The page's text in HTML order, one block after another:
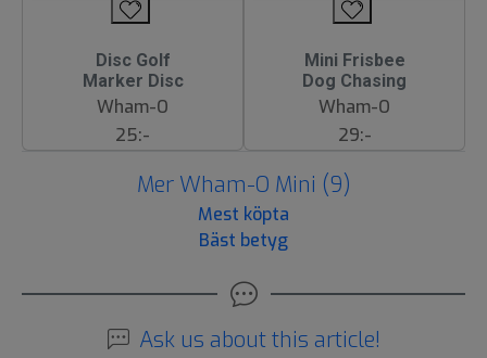
Disc Golf
Marker Disc
Wham-O
25:-
Mini Frisbee
Dog Chasing
Wham-O
29:-
Mer Wham-O Mini (9)
Mest köpta
Bäst betyg
Ask us about this article!